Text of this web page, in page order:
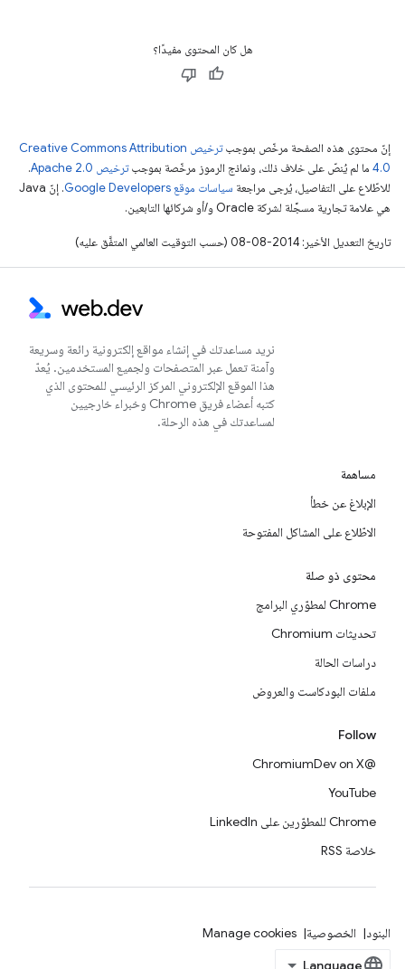
هل كان المحتوى مفيدًا؟
إنّ محتوى هذه الصفحة مرخّص بموجب
ترخيص Creative Commons Attribution
4.0‏ ما لم يُنصّ على خلاف ذلك، ونماذج الرموز مرخّصة بموجبترخيص Apache 2.0‏
.
للاطّلاع على التفاصيل، يُرجى مراجعة سياسات موقع Google Developers‏
. إنّ Java
هي علامة تجارية مسجَّلة لشركة Oracle و/أو شركائها التابعين.
تاريخ التعديل الأخير: 2014-08-08 (حسب التوقيت العالمي المتفَّق عليه)
نريد مساعدتك في إنشاء مواقع إلكترونية رائعة وسريعة
وآمنة تعمل عبر المتصفحات ولجميع المستخدمين. يُعدّ
هذا الموقع الإلكتروني المركز الرئيسي للمحتوى الذي
كتبه أعضاء فريق Chrome وخبراء خارجيين
لمساعدتك في هذه الرحلة.
مساهمة
الإبلاغ عن خطأ
الاطّلاع على المشاكل المفتوحة
محتوى ذو صلة
Chrome لمطوّري البرامج
تحديثات Chromium
دراسات الحالة
ملفات البودكاست والعروض
Follow
@ChromiumDev on X
YouTube
Chrome للمطوّرين على LinkedIn
خلاصة RSS
البنود الخصوصية Manage cookies